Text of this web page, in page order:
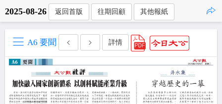
2025-08-26 返回首版 往期回顧 其他報紙
A6 要聞 詳情